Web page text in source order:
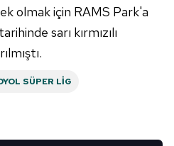
olmak için RAMS Park'a
sarı kırmızılı
SÜPER LIG